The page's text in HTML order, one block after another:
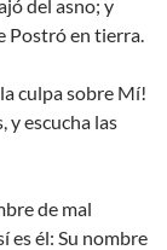
del asno; y
Postró en tierra.
culpa sobre Mí!
y escucha las
de mal
es él: Su nombre